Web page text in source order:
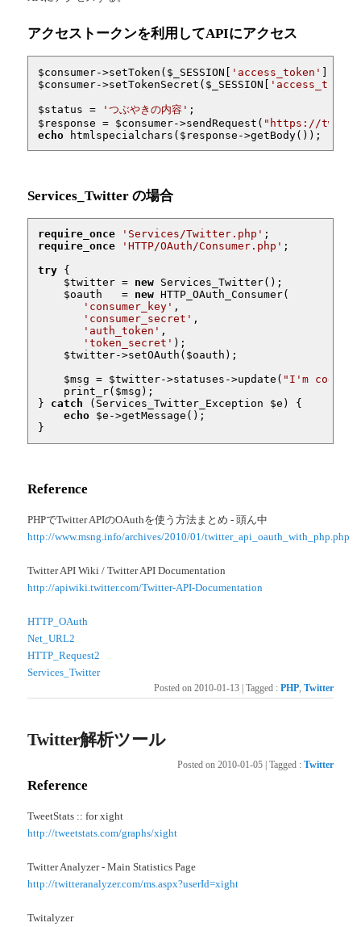
アクセストークンを利用してAPIにアクセス
$consumer->setToken( $_SESSION [ 'access_token'
$consumer->setTokenSecret( $_SESSION [
$status = 'つぶやきの内容'
$response = $consumer->sendRequest( "https://
echo htmlspecialchars( $response ->getBody());
Services_Twitter の場合
require_once 'Services/Twitter.php'
require_once
'HTTP/OAuth/Consumer.php' ;
try {
$twitter = new Services_Twitter();
$oauth
   =
new HTTP_OAuth_Consumer(
'consumer_key' ,
'consumer_secret' ,
'auth_token' ,
'token_secret' );
$twitter->setOAuth( $oauth );
$msg = $twitter->statuses->update( "I'm coding
    print_r(
$msg );
} catch (Services_Twitter_Exception $e ) {
echo
$e ->getMessage();
}
Reference
PHPでTwitter APIのOAuthを使う方法まとめ - 頭ん中
http://www.msng.info/archives/2010/01/twitter_api_oauth_with_php.php
Twitter API Wiki / Twitter API Documentation
http://apiwiki.twitter.com/Twitter-API-Documentation
HTTP_OAuth
Net_URL2
HTTP_Request2
Services_Twitter
Posted on 2010-01-13 | Tagged : PHP, Twitter
Twitter解析ツール
Posted on 2010-01-05 Tagged : Twitter
Reference
TweetStats :: for xight
http://tweetstats.com/graphs/xight
Twitter Analyzer - Main Statistics Page
http://twitteranalyzer.com/ms.aspx?userId=xight
Twitalyzer